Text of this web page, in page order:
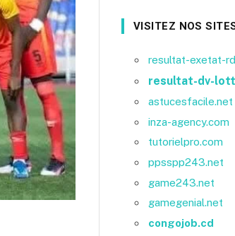
VISITEZ NOS
resultat-exetat-
resultat-dv-
astucesfacile.net
inza-agency.com
tutorielpro.com
ppsspp243.net
game243.net
gamegenial.net
congojob.cd